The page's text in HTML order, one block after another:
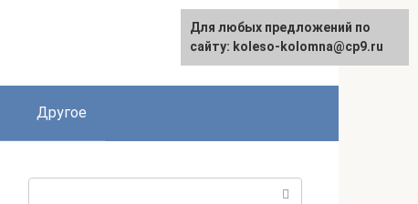
Другое
Для любых предложений по
сайту: koleso-kolomna@cp9.ru